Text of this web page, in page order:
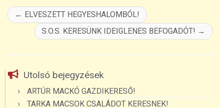
← ELVESZETT HEGYESHALOMBÓL!
S.O.S. KERESÜNK IDEIGLENES BEFOGADÓT! →
Utolsó bejegyzések
ARTÚR MACKÓ GAZDIKERESŐ!
TARKA MACSOK CSALÁDOT KERESNEK!